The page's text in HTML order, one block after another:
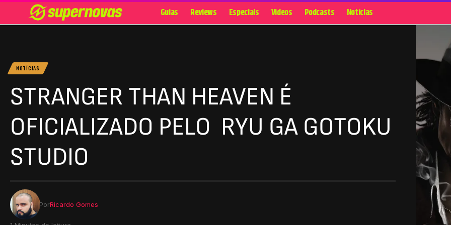
Guias Reviews Especiais Videos Podcasts Notícias
NOTÍCIAS
STRANGER THAN HEAVEN É
OFICIALIZADO PELO RYU GA GOTOKU
STUDIO
PorRicardo Gomes